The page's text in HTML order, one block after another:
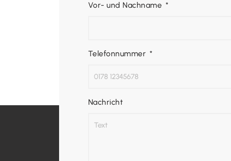
Vor- und Nachname
Telefonnummer
Nachricht